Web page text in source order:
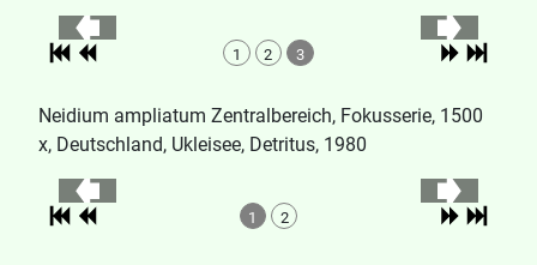
1 2 3
Neidium ampliatum Zentralbereich, Fokusserie, 1500
x, Deutschland, Ukleisee, Detritus, 1980
1 2